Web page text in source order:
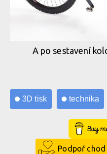
A po sestavení
3D tisk technika
Buy
Podpoř chod